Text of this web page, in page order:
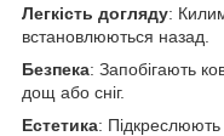
Легкість догляду:
встановлюються назад.
Безпека: Запобігають
дощ або сніг.
Естетика: